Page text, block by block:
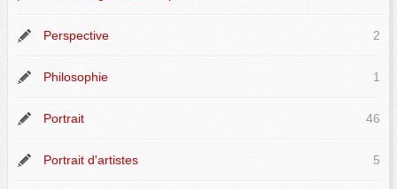
Perspective 2
Philosophie 1
Portrait 46
Portrait d'artistes 5